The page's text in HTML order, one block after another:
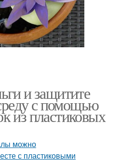
и защитите
с помощью
из пластиковых